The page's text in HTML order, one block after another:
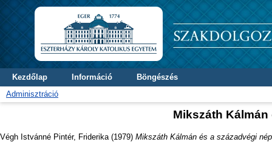
Kezdőlap Információ
Böngészés
Adminisztráció
Mikszáth
Végh Istvánné Pintér, Friderika (1979) Mikszáth Kálmán és a századvégi